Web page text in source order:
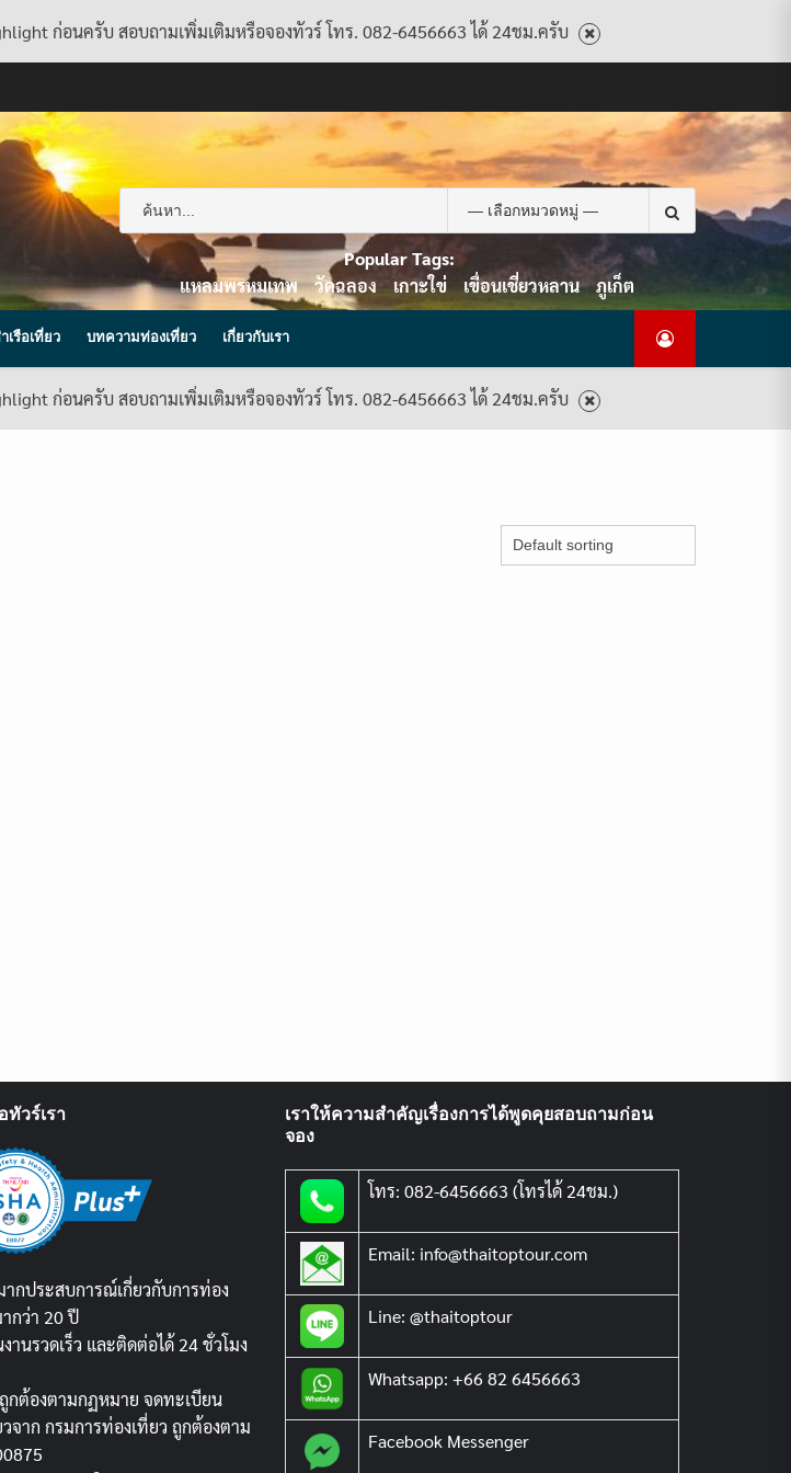
ก่อนครับ สอบถามเพิ่มเติมหรือจองทัวร์ โทร. 082-6456663 ได้ 24ชม.ครับ
US
ACCOUNT
POLICY
AND
CONDITIONS
แพ็คเกจ
ทัวร์
ทั้งหมด
ต้อนรับ
สู่
ไทย
กับ
เรา
ทัวร์
ทั้งหมด
Search
for:
Popular Tags:
แหลมพรหมเทพ
วัดฉลอง เกาะใข่ เขื่อนเชี่ยวหลาน ภูเก็ต
เรือเที่ยว บทความท่องเที่ยว เกี่ยวกับเรา
ก่อนครับ สอบถามเพิ่มเติมหรือจองทัวร์ โทร. 082-6456663 ได้ 24ชม.ครับ
วร์เรา
กประสบการณ์เกี่ยวกับการท่อง
กว่า 20 ปี
านรวดเร็ว และติดต่อได้ 24 ชั่วโมง
กต้องตามกฏหมาย จดทะเบียน
จาก กรมการท่องเที่ยว ถูกต้องตาม
เราให้ความสำคัญเรื่องการได้พูดคุยสอบถามก่อน
จอง
โทร: 082-6456663 (โทรได้ 24ชม.)
Email: info@thaitoptour.com
Line: @thaitoptour
Whatsapp: +66 82 6456663
Facebook Messenger